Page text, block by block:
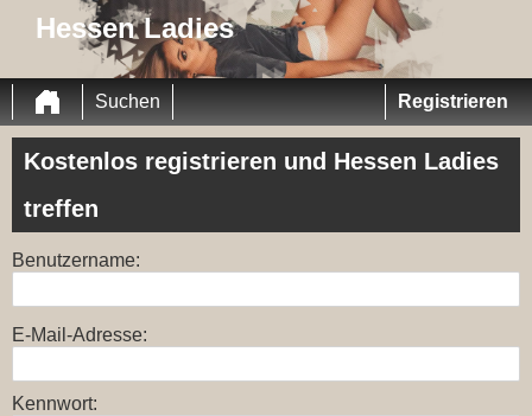
Hessen Ladies
Suchen Registrieren
Kostenlos registrieren und Hessen Ladies
treffen
Benutzername:
E-Mail-Adresse:
Kennwort: